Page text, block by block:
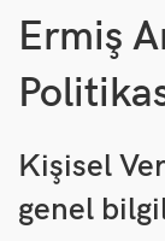
Ermiş
Kişisel
genel